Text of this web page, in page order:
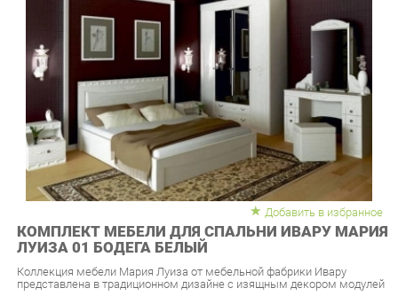
Добавить в избранное
КОМПЛЕКТ МЕБЕЛИ ДЛЯ СПАЛЬНИ ИВАРУ МАРИЯ
ЛУИЗА 01 БОДЕГА БЕЛЫЙ
Коллекция мебели Мария Луиза от мебельной фабрики Ивару
Рейтинг: (голосов:0)